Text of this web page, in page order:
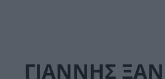
ΓΙΑΝΝΗΣ